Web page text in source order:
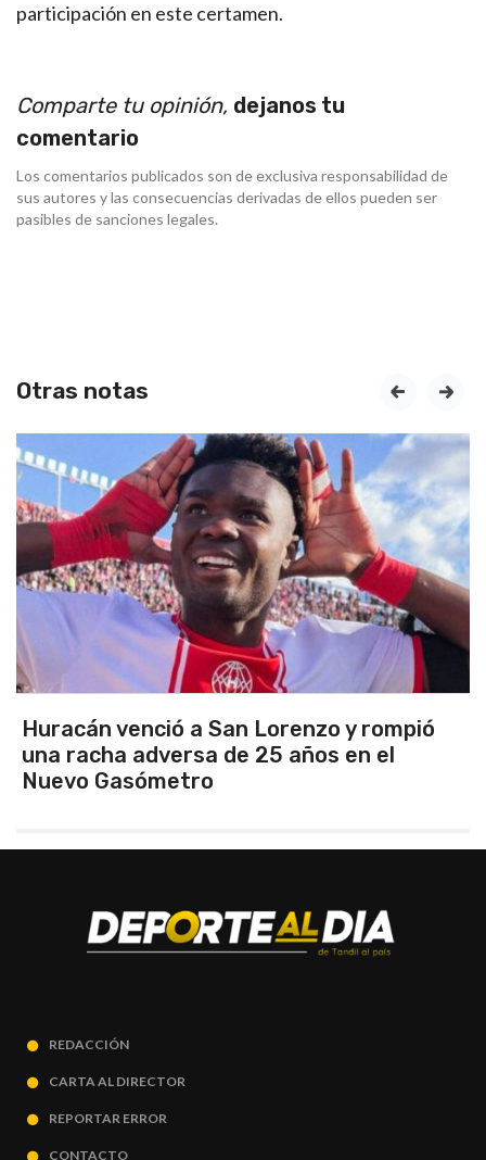
participación en este certamen.
Comparte tu opinión, dejanos tu
comentario
Los comentarios publicados son de exclusiva responsabilidad de
sus autores y las consecuencias derivadas de ellos pueden ser
pasibles de sanciones legales.
Otras notas
Argentina se quedó con el clásico y se
clasificó finalista del Sudamericano
prev next
REDACCIÓN
CARTA AL DIRECTOR
REPORTAR ERROR
CONTACTO